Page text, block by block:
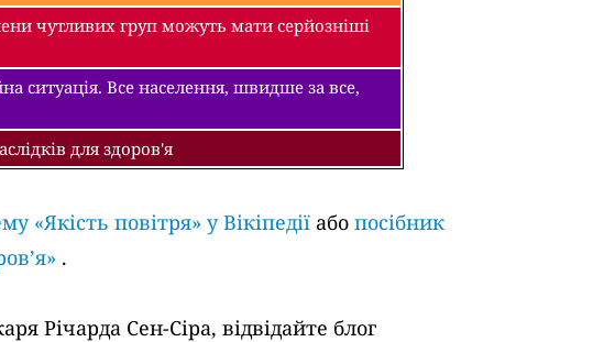
чутливих груп можуть мати серйозніші
ситуація. Все населення, швидше за все,
для здоров'я
«Якість повітря» у Вікіпедії або посібник
.
Річарда Сен-Сіра, відвідайте блог